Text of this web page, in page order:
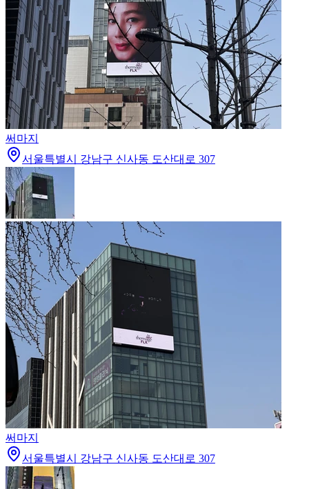
써마지
서울특별시 강남구 신사동 도산대로 307
써마지
서울특별시 강남구 신사동 도산대로 307